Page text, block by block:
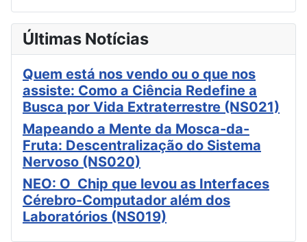
Últimas Notícias
Quem está nos vendo ou o que nos
assiste: Como a Ciência Redefine a
Busca por Vida Extraterrestre (NS021)
Mapeando a Mente da Mosca-da-
Fruta: Descentralização do Sistema
Nervoso (NS020)
NEO: O Chip que levou as Interfaces
Cérebro-Computador além dos
Laboratórios (NS019)